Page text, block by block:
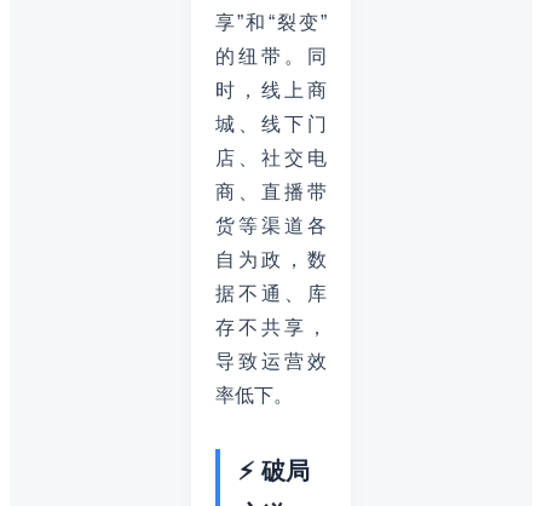
享”和“裂变”
的纽带。同
时，线上商
城、线下门
店、社交电
商、直播带
货等渠道各
自为政，数
据不通、库
存不共享，
导致运营效
率低下。
⚡ 破局